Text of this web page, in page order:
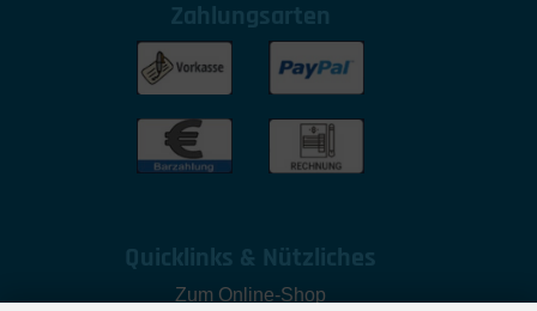
Zahlungsarten
Quicklinks & Nützliches
Zum Online-Shop